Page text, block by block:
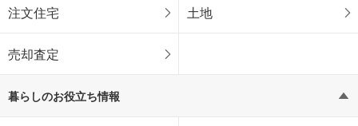
注文住宅 土地
売却査定
暮らしのお役立ち情報